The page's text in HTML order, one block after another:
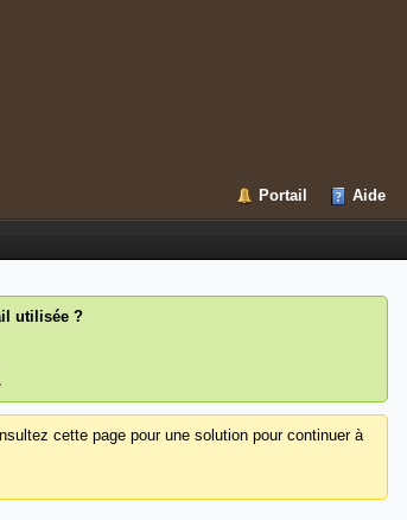
Portail Aide
utilisée ?
cette page pour une solution pour continuer à